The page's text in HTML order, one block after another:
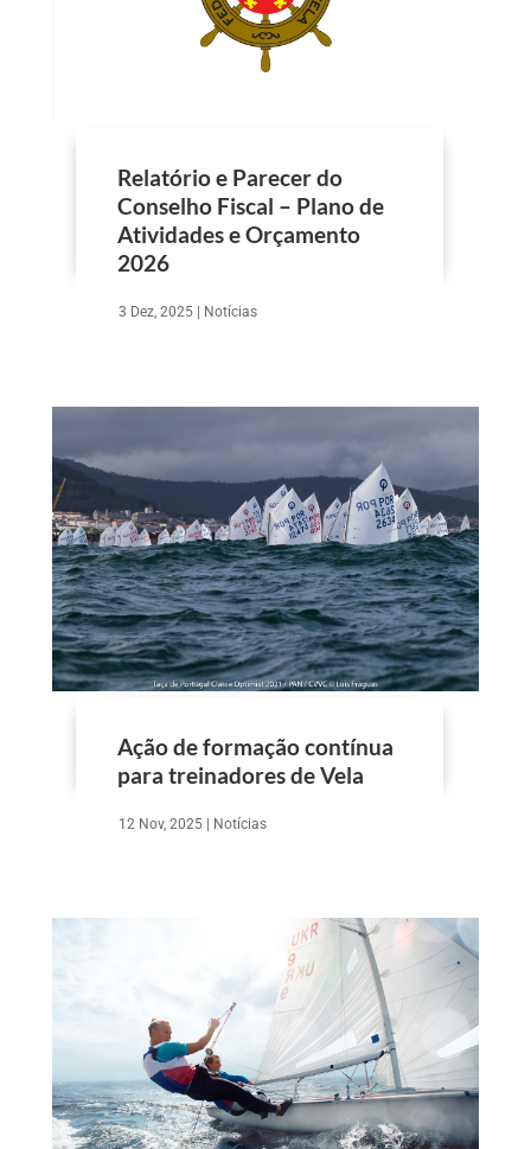
Relatório e Parecer do
Conselho Fiscal – Plano de
Atividades e Orçamento
2026
3 Dez, 2025| Notícias
Ação de formação contínua
para treinadores de Vela
12 Nov, 2025| Notícias